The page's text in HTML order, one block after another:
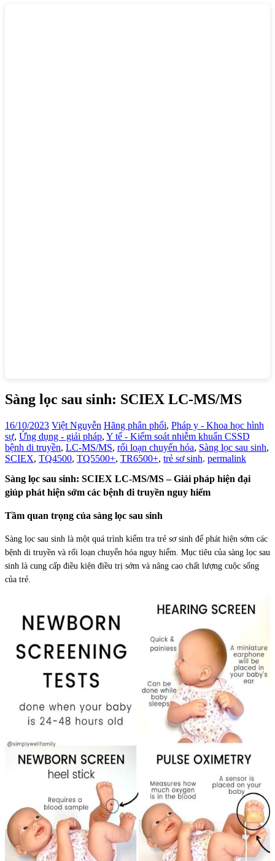
Sàng lọc sau sinh: SCIEX LC-MS/MS
16/10/2023 Việt Nguyễn Hãng phân phối, Pháp y - Khoa học hình
sự, Ứng dụng - giải pháp, Y tế - Kiểm soát nhiễm khuẩn CSSD
bệnh di truyền, LC-MS/MS, rối loạn chuyển hóa, Sàng lọc sau sinh,
SCIEX, TQ4500, TQ5500+, TR6500+, trẻ sơ sinh. permalink
Sàng lọc sau sinh: SCIEX LC-MS/MS – Giải pháp hiện đại
giúp phát hiện sớm các bệnh di truyền nguy hiểm
Tầm quan trọng của sàng lọc sau sinh
Sàng lọc sau sinh là một quá trình kiểm tra trẻ sơ sinh để phát hiện sớm các
bệnh di truyền và rối loạn chuyển hóa nguy hiểm. Mục tiêu của sàng lọc sau
sinh là cung cấp điều kiện điều trị sớm và nâng cao chất lượng cuộc sống
của trẻ.